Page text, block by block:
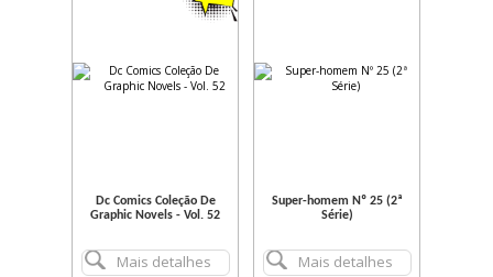
Dc Comics Coleção De
Graphic Novels - Vol. 52
Mais detalhes
Super-homem Nº 25 (2ª
Série)
Mais detalhes